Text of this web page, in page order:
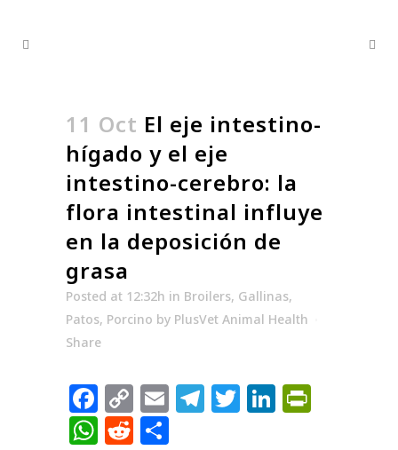
11 Oct El eje intestino-
hígado y el eje
intestino-cerebro: la
flora intestinal influye
en la deposición de
grasa
Posted at 12:32h in Broilers, Gallinas,
Patos, Porcino by PlusVet Animal Health
Share
Facebook
Copy
Link
EmailTelegram
TwitterLinkedIn
WhatsApp
Reddit